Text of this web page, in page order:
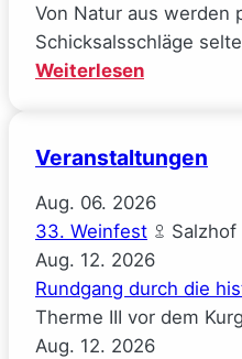
Von Natur aus werden
Schicksalsschläge
Weiterlesen:
(Josephine
Veranstaltungen
Aug. 06. 2026
33. Weinfest
Salzhof
Aug. 12. 2026
Rundgang durch die
Therme III vor dem
Aug. 12. 2026